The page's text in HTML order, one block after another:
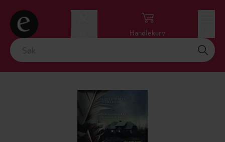
Handlekurv